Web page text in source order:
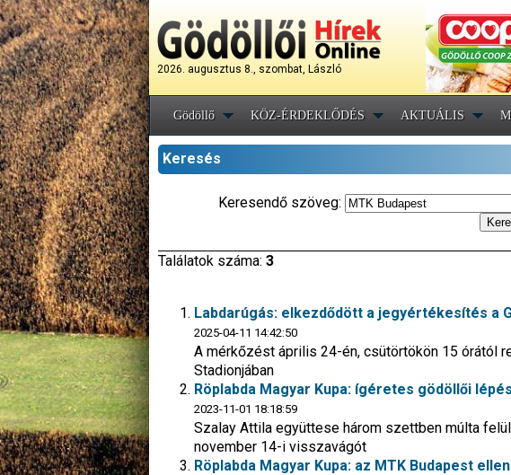
2026. augusztus 8., szombat, László
Gödöllő KÖZ-ÉRDEKLŐDÉS AKTUÁLIS
Keresés
Keresendő szöveg:
Találatok száma: 3
Labdarúgás: elkezdődött a jegyértékesítés a
2025-04-11 14:42:50
A mérkőzést április 24-én, csütörtökön 15 órától
Stadionjában
Röplabda Magyar Kupa: ígéretes gödöllői
2023-11-01 18:18:59
Szalay Attila együttese három szettben múlta
november 14-i visszavágót
Röplabda Magyar Kupa: az MTK Budapest